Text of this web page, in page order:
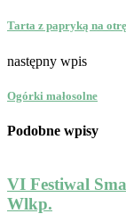
Tarta z papryką na
następny wpis
Ogórki małosolne
Podobne wpisy
VI Festiwal
Wlkp.